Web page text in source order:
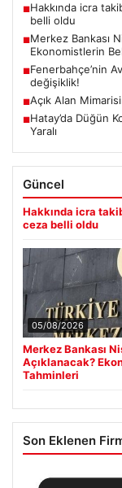
■Hakkında icra
belli oldu
■Merkez Bankası
Ekonomistlerin
■Fenerbahçe’nin
değişiklik!
■Açık Alan
■Hatay’da Düğün
Yaralı
Güncel
Hakkında icra
ceza belli oldu
05/08/2026
Merkez Bankası
Açıklanacak?
Tahminleri
Son Eklenen